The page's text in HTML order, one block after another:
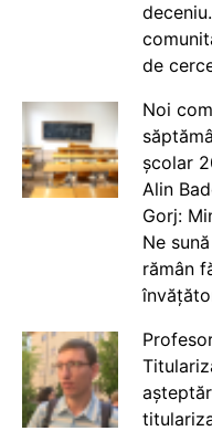
de
Noi
școlar
Alin
Gorj:
Ne
rămân